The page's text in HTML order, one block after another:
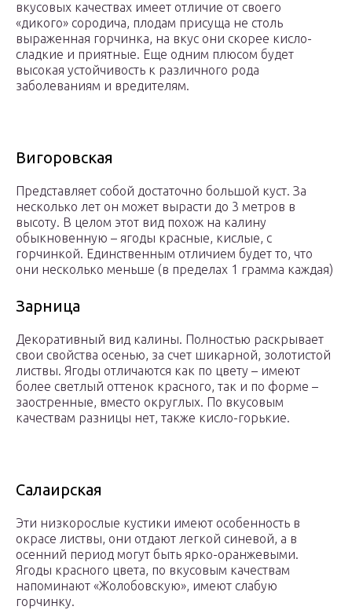
вкусовых качествах имеет отличие от своего
«дикого» сородича, плодам присуща не столь
выраженная горчинка, на вкус они скорее кисло-
сладкие и приятные. Еще одним плюсом будет
высокая устойчивость к различного рода
заболеваниям и вредителям.
Вигоровская
Представляет собой достаточно большой куст. За
несколько лет он может вырасти до 3 метров в
высоту. В целом этот вид похож на калину
обыкновенную – ягоды красные, кислые, с
горчинкой. Единственным отличием будет то, что
они несколько меньше (в пределах 1 грамма каждая)
Зарница
Декоративный вид калины. Полностью раскрывает
свои свойства осенью, за счет шикарной, золотистой
листвы. Ягоды отличаются как по цвету – имеют
более светлый оттенок красного, так и по форме –
заостренные, вместо округлых. По вкусовым
качествам разницы нет, также кисло-горькие.
Салаирская
Эти низкорослые кустики имеют особенность в
окрасе листвы, они отдают легкой синевой, а в
осенний период могут быть ярко-оранжевыми.
Ягоды красного цвета, по вкусовым качествам
напоминают «Жолобовскую», имеют слабую
горчинку.